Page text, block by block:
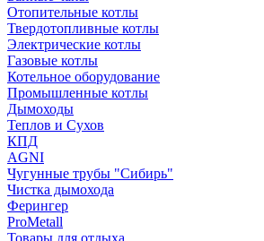
Отопительные котлы
Твердотопливные котлы
Электрические котлы
Газовые котлы
Котельное оборудование
Промышленные котлы
Дымоходы
Теплов и Сухов
КПД
AGNI
Чугунные трубы "Сибирь"
Чистка дымохода
Ферингер
ProMetall
Товары для отдыха